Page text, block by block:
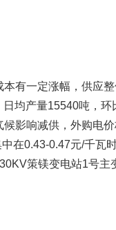
有一定涨幅，供应
均产量15540吨，
影响减供，外购电
在0.43-0.47元/千瓦
策镁变电站1号主